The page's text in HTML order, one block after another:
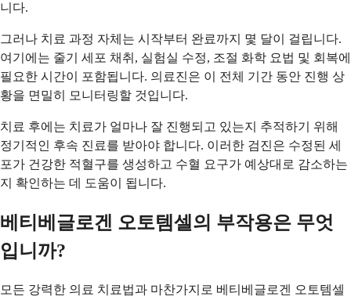
니다.
그러나 치료 과정 자체는 시작부터 완료까지 몇 달이 걸립니다.
여기에는 줄기 세포 채취, 실험실 수정, 조절 화학 요법 및 회복에
필요한 시간이 포함됩니다. 의료진은 이 전체 기간 동안 진행 상
황을 면밀히 모니터링할 것입니다.
치료 후에는 치료가 얼마나 잘 진행되고 있는지 추적하기 위해
정기적인 후속 진료를 받아야 합니다. 이러한 검진은 수정된 세
포가 건강한 적혈구를 생성하고 수혈 요구가 예상대로 감소하는
지 확인하는 데 도움이 됩니다.
베티베글로겐 오토템셀의 부작용은 무엇
입니까?
모든 강력한 의료 치료법과 마찬가지로 베티베글로겐 오토템셀